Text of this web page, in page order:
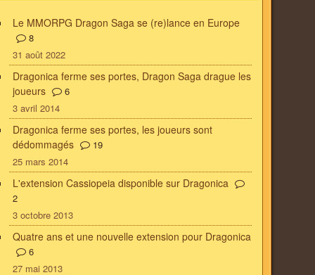
Le MMORPG Dragon Saga se (re)lance en Europe
8
31 août 2022
Dragonica ferme ses portes, Dragon Saga drague les
joueurs
6
3 avril 2014
Dragonica ferme ses portes, les joueurs sont
dédommagés
19
25 mars 2014
L'extension Cassiopeia disponible sur Dragonica
2
3 octobre 2013
Quatre ans et une nouvelle extension pour Dragonica
6
27 mai 2013